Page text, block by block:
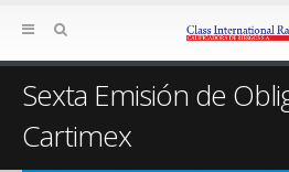
Sexta Emisión de
Cartimex